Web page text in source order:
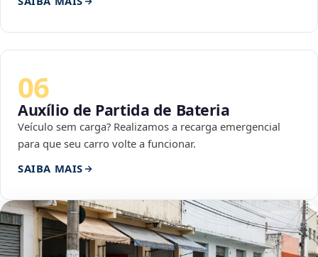
06
Auxílio de Partida de Bateria
Veículo sem carga? Realizamos a recarga emergencial
para que seu carro volte a funcionar.
SAIBA MAIS